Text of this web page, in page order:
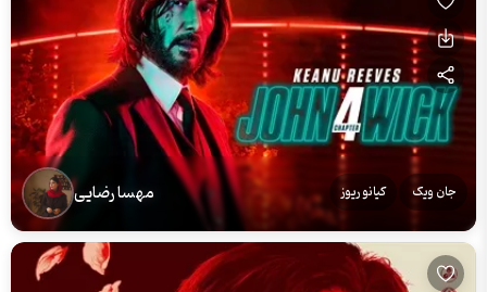
جان ویک کیانو ریوز مهسا رضایی